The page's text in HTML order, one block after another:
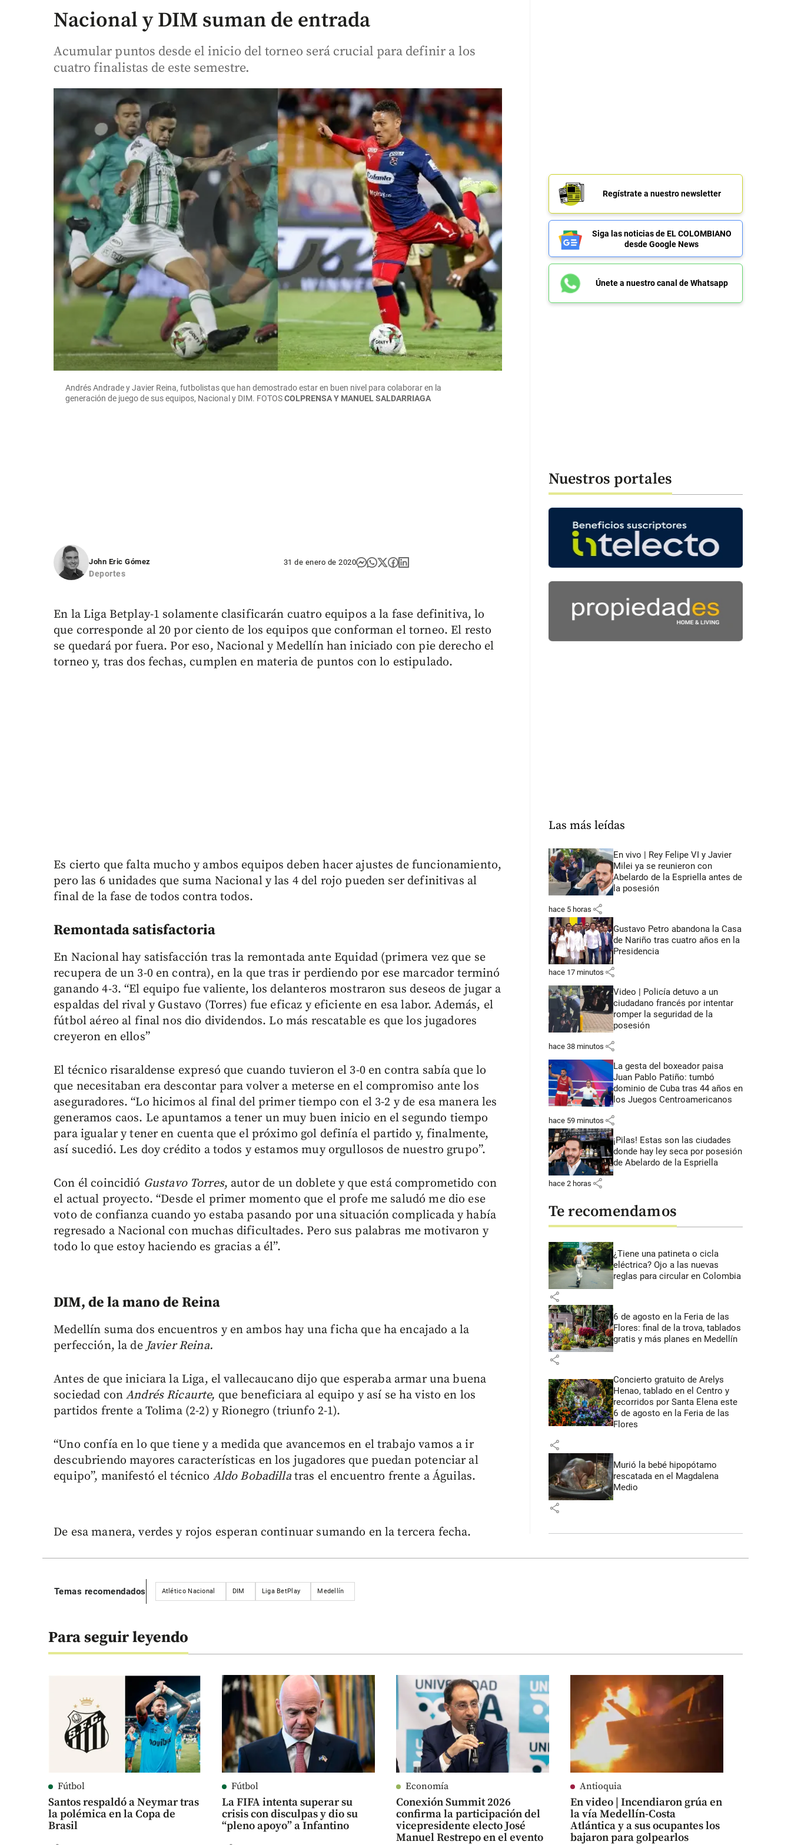
Nacional y DIM suman de entrada
Acumular puntos desde el inicio del torneo será crucial para definir a los
cuatro finalistas de este semestre.
Andrés Andrade y Javier Reina, futbolistas que han demostrado estar en buen nivel para colaborar en la
generación de juego de sus equipos, Nacional y DIM. FOTOSCOLPRENSA Y MANUEL SALDARRIAGA
John Eric Gómez
Deportes
31 de enero de 2020
En la Liga Betplay-1 solamente clasificarán cuatro equipos a la fase definitiva, lo
que corresponde al 20 por ciento de los equipos que conforman el torneo. El resto
se quedará por fuera. Por eso, Nacional y Medellín han iniciado con pie derecho el
torneo y, tras dos fechas, cumplen en materia de puntos con lo estipulado.
Es cierto que falta mucho y ambos equipos deben hacer ajustes de funcionamiento,
pero las 6 unidades que suma Nacional y las 4 del rojo pueden ser definitivas al
final de la fase de todos contra todos.
Remontada satisfactoria
En Nacional hay satisfacción tras la remontada ante Equidad (primera vez que se
recupera de un 3-0 en contra), en la que tras ir perdiendo por ese marcador terminó
ganando 4-3. “El equipo fue valiente, los delanteros mostraron sus deseos de jugar a
espaldas del rival y Gustavo (Torres) fue eficaz y eficiente en esa labor. Además, el
fútbol aéreo al final nos dio dividendos. Lo más rescatable es que los jugadores
creyeron en ellos”
El técnico risaraldense expresó que cuando tuvieron el 3-0 en contra sabía que lo
que necesitaban era descontar para volver a meterse en el compromiso ante los
aseguradores. “Lo hicimos al final del primer tiempo con el 3-2 y de esa manera les
generamos caos. Le apuntamos a tener un muy buen inicio en el segundo tiempo
para igualar y tener en cuenta que el próximo gol definía el partido y, finalmente,
así sucedió. Les doy crédito a todos y estamos muy orgullosos de nuestro grupo”.
Con él coincidió Gustavo Torres, autor de un doblete y que está comprometido con
el actual proyecto. “Desde el primer momento que el profe me saludó me dio ese
voto de confianza cuando yo estaba pasando por una situación complicada y había
regresado a Nacional con muchas dificultades. Pero sus palabras me motivaron y
todo lo que estoy haciendo es gracias a él”.
DIM, de la mano de Reina
Medellín suma dos encuentros y en ambos hay una ficha que ha encajado a la
perfección, la de Javier Reina.
Antes de que iniciara la Liga, el vallecaucano dijo que esperaba armar una buena
sociedad conAndrés Ricaurte, que beneficiara al equipo y así se ha visto en los
partidos frente a Tolima (2-2) y Rionegro (triunfo 2-1).
“Uno confía en lo que tiene y a medida que avancemos en el trabajo vamos a ir
descubriendo mayores características en los jugadores que puedan potenciar al
equipo”, manifestó el técnico Aldo Bobadillatras el encuentro frente a Águilas.
De esa manera, verdes y rojos esperan continuar sumando en la tercera fecha.
Regístrate a nuestro newsletter
Siga las noticias de EL COLOMBIANO
desde Google News
Únete a nuestro canal de Whatsapp
Nuestros portales
Las más leídas
En vivo | Rey Felipe VI y Javier
Milei ya se reunieron con
Abelardo de la Espriella antes de
la posesión
hace 5 horas share
Gustavo Petro abandona la Casa
de Nariño tras cuatro años en la
Presidencia
hace 17 minutos share
Video | Policía detuvo a un
ciudadano francés por intentar
romper la seguridad de la
posesión
hace 38 minutos share
La gesta del boxeador paisa
Juan Pablo Patiño: tumbó
dominio de Cuba tras 44 años en
los Juegos Centroamericanos
hace 59 minutos share
¡Pilas! Estas son las ciudades
donde hay ley seca por posesión
de Abelardo de la Espriella
hace 2 horas share
Te recomendamos
¿Tiene una patineta o cicla
eléctrica? Ojo a las nuevas
reglas para circular en Colombia
share
6 de agosto en la Feria de las
Flores: final de la trova, tablados
gratis y más planes en Medellín
share
Concierto gratuito de Arelys
Henao, tablado en el Centro y
recorridos por Santa Elena este
6 de agosto en la Feria de las
Flores
share
Murió la bebé hipopótamo
rescatada en el Magdalena
Medio
share
Temas recomendados Atlético Nacional DIM Liga BetPlay Medellín
Para seguir leyendo
Fútbol
Santos respaldó a Neymar tras
la polémica en la Copa de
Brasil
Fútbol
La FIFA intenta superar su
crisis con disculpas y dio su
“pleno apoyo” a Infantino
Economía
Conexión Summit 2026
confirma la participación del
vicepresidente electo José
Manuel Restrepo en el evento
Antioquia
En video | Incendiaron grúa en
la vía Medellín-Costa
Atlántica y a sus ocupantes los
bajaron para golpearlos